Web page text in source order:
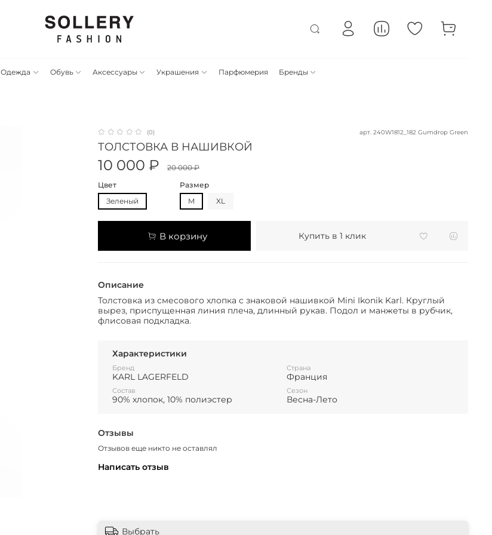
Одежда Обувь Аксессуары Украшения Парфюмерия Бренды
(0) арт. 240W1812_182 Gumdrop Green
ТОЛСТОВКА В НАШИВКОЙ
10 000 ₽
20 000 ₽
Цвет
Зеленый
Размер
M
XL
В корзину Купить в 1 клик
Описание
Толстовка из смесового хлопка с знаковой нашивкой Mini Ikonik Karl. Круглый
вырез, приспущенная линия плеча, длинный рукав. Подол и манжеты в рубчик,
флисовая подкладка.
Характеристики
Бренд
KARL LAGERFELD
Страна
Франция
Состав
90% хлопок, 10% полиэстер
Сезон
Весна-Лето
Отзывы
Отзывов еще никто не оставлял
Написать отзыв
Выбрать